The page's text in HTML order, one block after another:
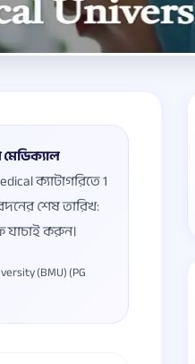
ক্যাটাগরিতে 1
শেষ তারিখ:
যাচাই করুন।
(BMU) (PG